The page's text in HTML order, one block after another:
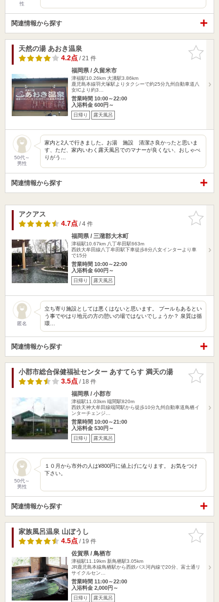
性
関連情報から探す
お気に入
りに追加
天然の湯 あおき温泉
4.2点/ 21 件
福岡県 / 久留米市
津福駅10.26km 大溝駅3.86km
鹿児島本線羽犬塚駅よりタクシーで約25分九州自動車道八
女ICより約3…
営業時間 10:00～22:00
入浴料金 600円～
日帰り 露天風呂
50代～
男性
家内と2人で行きました。お湯 施設 清潔さ良かったと思いま
す、ただ、家内いわく露天風呂でのマナーが良くない、おしゃべ
りがう…
関連情報から探す
お気に入
りに追加
アクアス
4.7点/ 4 件
福岡県 / 三潴郡大木町
津福駅10.67km 八丁牟田駅663m
西鉄大牟田線八丁牟田駅下車徒歩8分八女インターより車
で15分
営業時間 10:00～22:00
入浴料金 600円～
日帰り 露天風呂
匿名
立ち寄り施設としては悪くはないと思います。 プールもあるとい
う事でやはり地元の方の憩いの場ではないでしょうか？ 泉質は循
環…
関連情報から探す
お気に入
りに追加
小郡市総合保健福祉センター あすてらす 満天の湯
3.5点/ 18 件
福岡県 / 小郡市
津福駅11.03km 端間駅820m
西鉄天神大牟田線端間駅から徒歩10分九州自動車道鳥栖イ
ンターチェンジ…
営業時間 10:00～21:00
入浴料金 530円～
日帰り 露天風呂
50代～
男性
１０月から市外の人は¥800円に値上げになります。 お気をつけ
下さい。
関連情報から探す
お気に入
りに追加
家族風呂温泉 山ぼうし
4.5点/ 19 件
佐賀県 / 鳥栖市
津福駅11.19km 新鳥栖駅3.05km
JR鹿児島本線鳥栖駅から西鉄バス河内線で20分、富士通リ
サイクルセン…
営業時間 11:00～22:00
入浴料金 2,000円～
日帰り 露天風呂